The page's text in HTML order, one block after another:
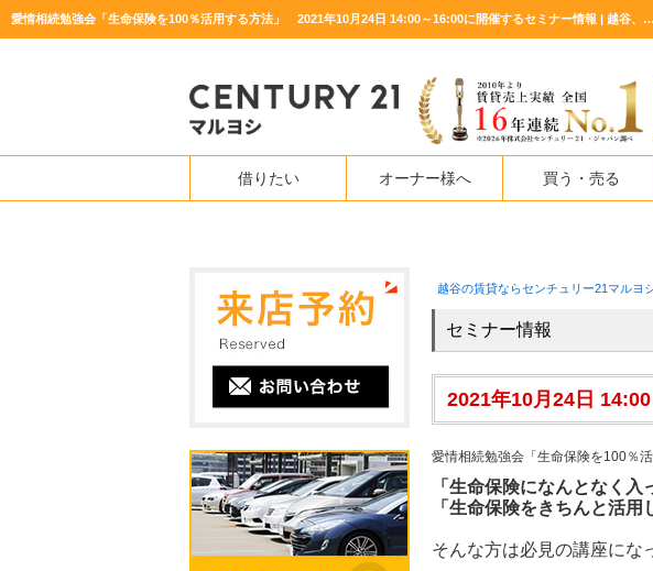
愛情相続勉強会「生命保険を100％活用する方法」 2021年10月24日 14:00～16:00に開催するセミナー情報 | 越谷、北越谷の不動産のことならセンチュリー21マルヨシ
借りたい オーナー様へ 買う・売る
越谷の賃貸ならセンチュリー21マルヨ
セミナー情報
2021年10月24日
愛情相続勉強会「生命保険を100％活
「生命保険になんとなく
「生命保険をきちんと活用
そんな方は必見の講座にな